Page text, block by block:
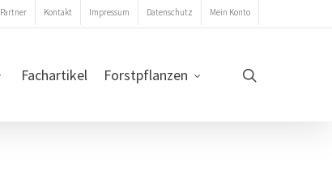
Partner Kontakt Impressum Datenschutz Mein Konto
Fachartikel Forstpflanzen